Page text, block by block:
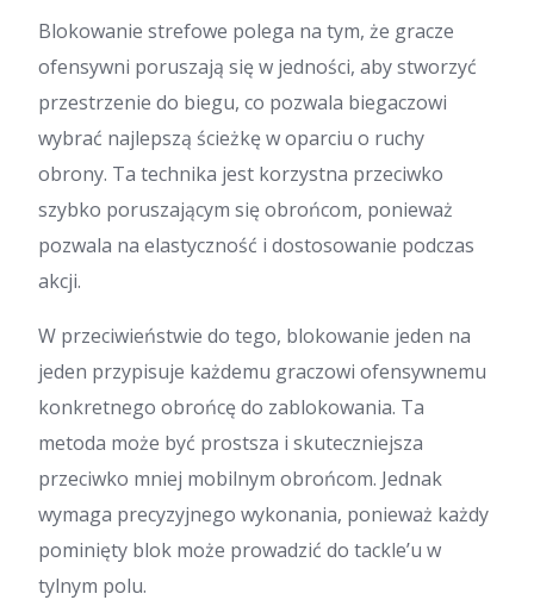
Blokowanie strefowe polega na tym, że gracze
ofensywni poruszają się w jedności, aby stworzyć
przestrzenie do biegu, co pozwala biegaczowi
wybrać najlepszą ścieżkę w oparciu o ruchy
obrony. Ta technika jest korzystna przeciwko
szybko poruszającym się obrońcom, ponieważ
pozwala na elastyczność i dostosowanie podczas
akcji.
W przeciwieństwie do tego, blokowanie jeden na
jeden przypisuje każdemu graczowi ofensywnemu
konkretnego obrońcę do zablokowania. Ta
metoda może być prostsza i skuteczniejsza
przeciwko mniej mobilnym obrońcom. Jednak
wymaga precyzyjnego wykonania, ponieważ każdy
pominięty blok może prowadzić do tackle’u w
tylnym polu.